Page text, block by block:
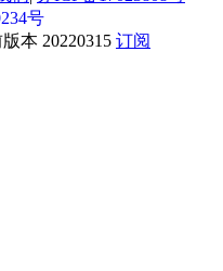
号
本 20220315 订阅